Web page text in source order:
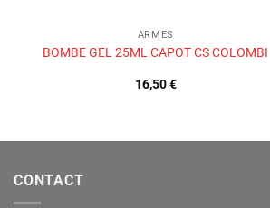
ARMES
BOMBE GEL 25ML CAPOT CS COLOMBI
16,50€
CONTACT